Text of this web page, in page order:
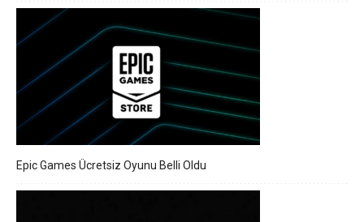
Epic Games Ücretsiz Oyunu Belli Oldu